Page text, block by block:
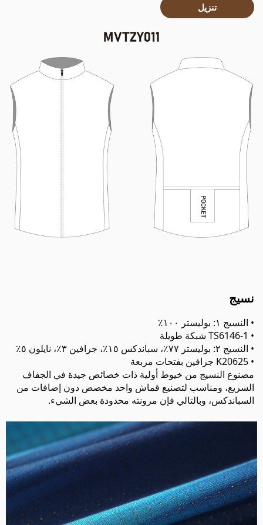
تنزيل
نسيج
• النسيج ١: بوليستر ١٠٠٪
• TS6146-1 شبكة طويلة
• النسيج ٢: بوليستر ٧٧٪، سباندكس ١٥٪، جرافين ٣٪، نايلون ٥٪
• K20625 جرافين بفتحات مربعة
مصنوع النسيج من خيوط أولية ذات خصائص جيدة في الجفاف
السريع، ومناسب لتصنيع قماش واحد مخصص دون إضافات من
السباندكس، وبالتالي فإن مرونته محدودة بعض الشيء.